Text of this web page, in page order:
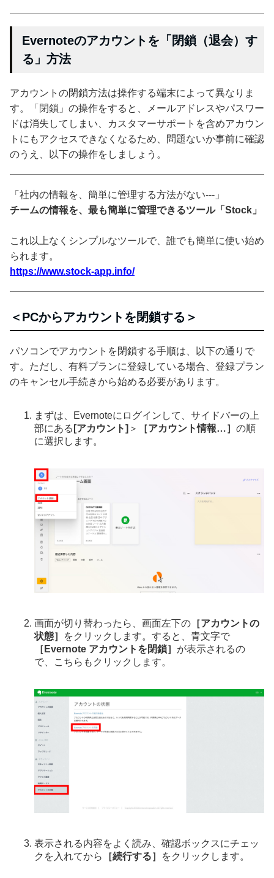
Evernoteのアカウントを「閉鎖（退会）す
る」方法
アカウントの閉鎖方法は操作する端末によって異なりま
す。「閉鎖」の操作をすると、メールアドレスやパスワー
ドは消失してしまい、カスタマーサポートを含めアカウン
トにもアクセスできなくなるため、問題ないか事前に確認
のうえ、以下の操作をしましょう。
「社内の情報を、簡単に管理する方法がない---」
チームの情報を、最も簡単に管理できるツール「Stock」
これ以上なくシンプルなツールで、誰でも簡単に使い始め
られます。
https://www.stock-app.info/
＜PCからアカウントを閉鎖する＞
パソコンでアカウントを閉鎖する手順は、以下の通りで
す。ただし、有料プランに登録している場合、登録プラン
のキャンセル手続きから始める必要があります。
まずは、Evernoteにログインして、サイドバーの上
部にある [アカウント] ＞ ［アカウント情報…］ の順
に選択します。
画面が切り替わったら、画面左下の ［アカウントの
状態］
をクリックします。すると、青文字で
［Evernote アカウントを閉鎖］ が表示されるの
で、こちらもクリックします。
表示される内容をよく読み、確認ボックスにチェッ
クを入れてから
［続行する］ をクリックします。